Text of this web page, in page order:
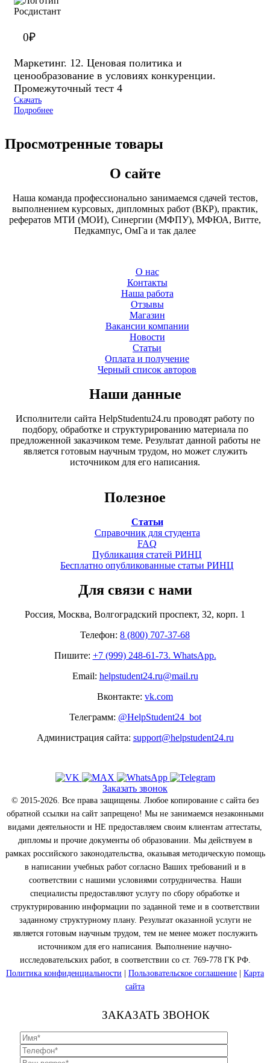
0₽
Маркетинг. 12. Ценовая политика и
ценообразование в условиях конкуренции.
Промежуточный тест 4
Скачать
Подробнее
Просмотренные товары
О сайте
Наша команда профессионально занимаемся сдачей тестов,
выполнением курсовых, дипломных работ (ВКР), практик,
рефератов МТИ (МОИ), Синергии (МФПУ), МФЮА, Витте,
Педкампус, ОмГа и так далее
О нас
Контакты
Наша работа
Отзывы
Магазин
Вакансии компании
Новости
Статьи
Оплата и получение
Черный список авторов
Наши данные
Исполнители сайта HelpStudentu24.ru проводят работу по
подбору, обработке и структурированию материала по
предложенной заказчиком теме. Результат данной работы не
является готовым научным трудом, но может служить
источником для его написания.
Полезное
Статьи
Справочник для студента
FAQ
Публикация статей РИНЦ
Бесплатно опубликованные статьи РИНЦ
Для связи с нами
Россия, Москва, Волгоградский проспект, 32, корп. 1
Телефон: 8 (800) 707-37-68
Пишите: +7 (999) 248-61-73. WhatsApp.
Email: helpstudent24.ru@mail.ru
Вконтакте: vk.com
Телеграмм: @HelpStudent24_bot
Администрация сайта: support@helpstudent24.ru
Заказать звонок
© 2015-2026. Все права защищены. Любое копирование с сайта без
обратной ссылки на сайт запрещено! Мы не занимаемся незаконными
видами деятельности и НЕ предоставляем своим клиентам аттестаты,
дипломы и прочие документы об образовании. Мы действуем в
рамках российского законодательства, оказывая методическую помощь
в написании учебных работ согласно Ваших требований и в
соответствии с нашими условиями сотрудничества. Наши
специалисты предоставляют услугу по сбору обработке и
структурированию информации по заданной теме и в соответствии
заданному структурному плану. Результат оказанной услуги не
является готовым научным трудом, тем не менее может послужить
источником для его написания. Выполнение научно-
исследовательских работ, в соответствии со ст. 769-778 ГК РФ.
Политика конфиденциальности
Пользовательское соглашение
Карта
сайта
ЗАКАЗАТЬ ЗВОНОК